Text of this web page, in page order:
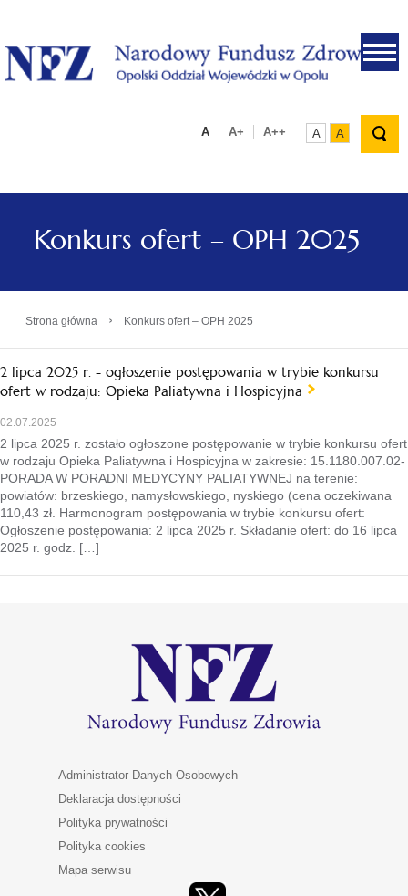
.
A A+ A++ A A
Konkurs ofert – OPH 2025
Strona główna › Konkurs ofert – OPH 2025
2 lipca 2025 r. - ogłoszenie postępowania w trybie konkursu
ofert w rodzaju: Opieka Paliatywna i Hospicyjna
02.07.2025
2 lipca 2025 r. zostało ogłoszone postępowanie w trybie konkursu ofert
w rodzaju Opieka Paliatywna i Hospicyjna w zakresie: 15.1180.007.02-
PORADA W PORADNI MEDYCYNY PALIATYWNEJ na terenie:
powiatów: brzeskiego, namysłowskiego, nyskiego (cena oczekiwana
110,43 zł. Harmonogram postępowania w trybie konkursu ofert:
Ogłoszenie postępowania: 2 lipca 2025 r. Składanie ofert: do 16 lipca
2025 r. godz. […]
Administrator Danych Osobowych
Deklaracja dostępności
Polityka prywatności
Polityka cookies
Mapa serwisu